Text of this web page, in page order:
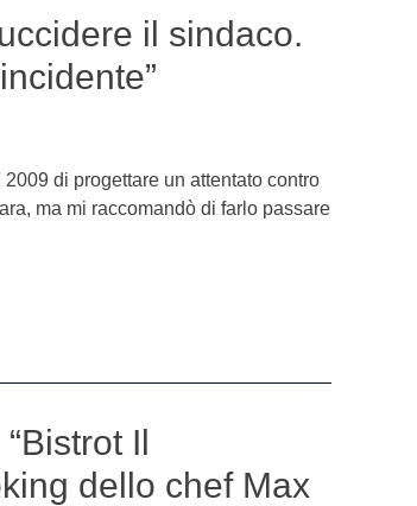
il sindaco.
di progettare un attentato contro
ma mi raccomandò di farlo passare
Il
dello chef Max